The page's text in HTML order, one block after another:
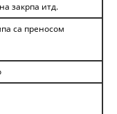
закрпа итд.
са преносом